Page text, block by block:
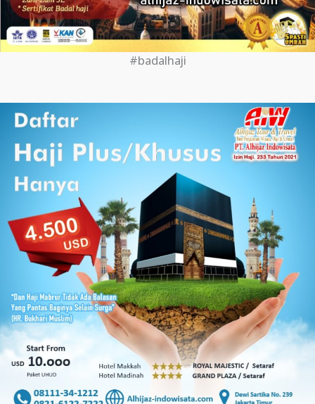
#badalhaji